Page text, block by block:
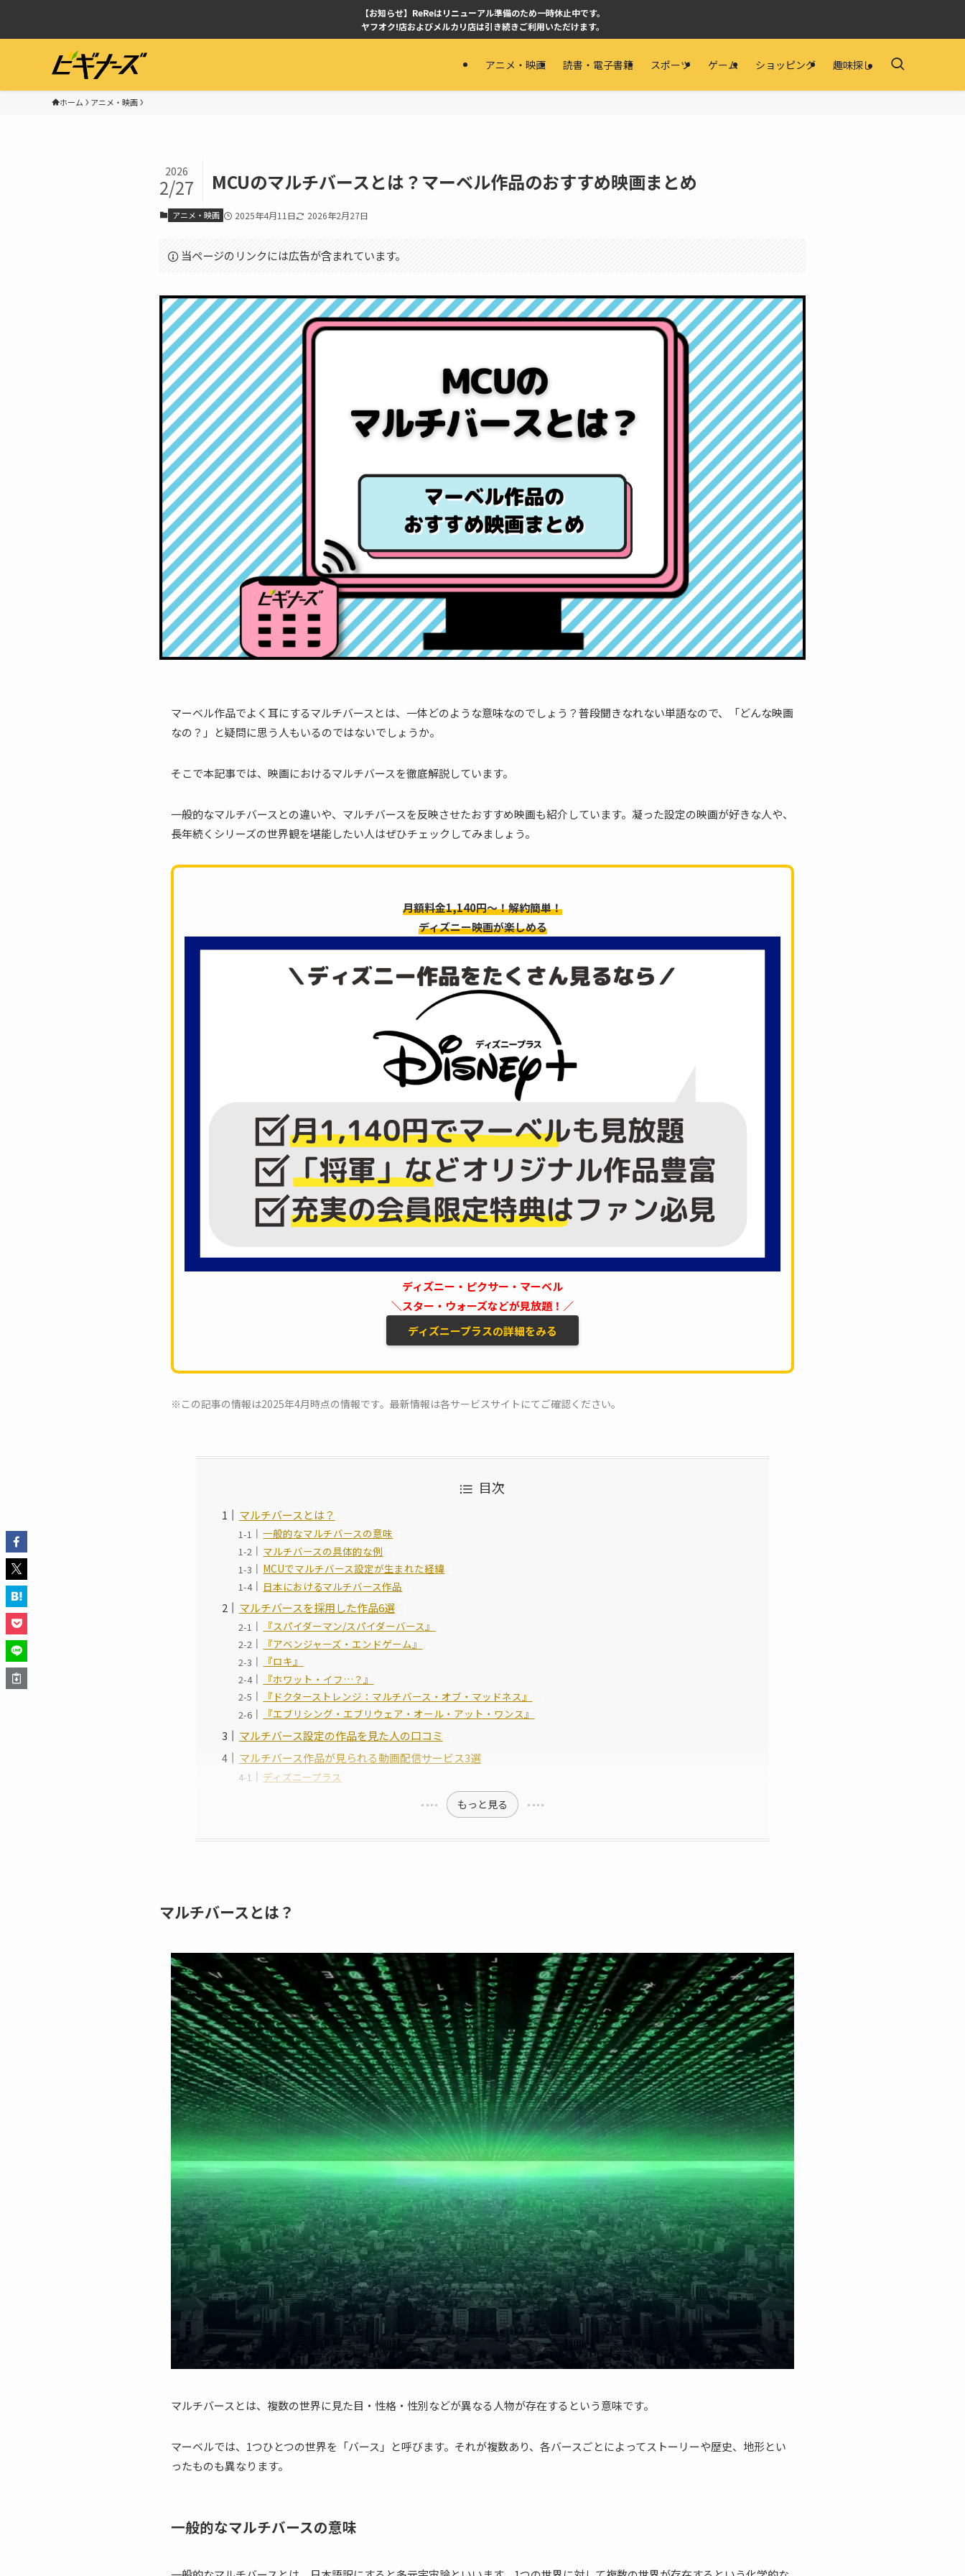
【お知らせ】ReReはリニューアル準備のため一時休止中です。
ヤフオク!店およびメルカリ店は引き続きご利用いただけます。
アニメ・映画 読書・電子書籍 スポーツ ゲーム ショッピング 趣味探し
ホーム アニメ・映画
MCUのマルチバースとは？マーベル作品のおすすめ映画まとめ
2026
2/27
アニメ・映画 2025年4月11日 2026年2月27日
当ページのリンクには広告が含まれています。
マーベル作品でよく耳にするマルチバースとは、一体どのような意味なのでしょう？普段聞きなれない単語なので、「どんな映画
なの？」と疑問に思う人もいるのではないでしょうか。
そこで本記事では、映画におけるマルチバースを徹底解説しています。
一般的なマルチバースとの違いや、マルチバースを反映させたおすすめ映画も紹介しています。凝った設定の映画が好きな人や、
長年続くシリーズの世界観を堪能したい人はぜひチェックしてみましょう。
月額料金1,140円～！解約簡単！
ディズニー映画が楽しめる
ディズニー・ピクサー・マーベル
＼スター・ウォーズなどが見放題！／
ディズニープラスの詳細をみる
※この記事の情報は2025年4月時点の情報です。最新情報は各サービスサイトにてご確認ください。
目次
マルチバースとは？
一般的なマルチバースの意味
マルチバースの具体的な例
MCUでマルチバース設定が生まれた経緯
日本におけるマルチバース作品
マルチバースを採用した作品6選
『スパイダーマン/スパイダーバース』
『アベンジャーズ・エンドゲーム』
『ロキ』
『ホワット・イフ…？』
『ドクターストレンジ：マルチバース・オブ・マッドネス』
『エブリシング・エブリウェア・オール・アット・ワンス』
マルチバース設定の作品を見た人の口コミ
マルチバース作品が見られる動画配信サービス3選
ディズニープラス
もっと見る
マルチバースとは？
マルチバースとは、複数の世界に見た目・性格・性別などが異なる人物が存在するという意味です。
マーベルでは、1つひとつの世界を「バース」と呼びます。それが複数あり、各バースごとによってストーリーや歴史、地形とい
ったものも異なります。
一般的なマルチバースの意味